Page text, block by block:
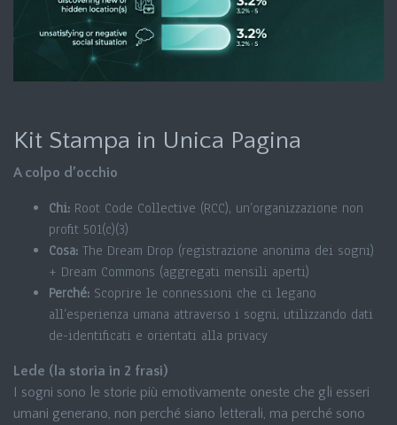
Kit Stampa in Unica Pagina
A colpo d’occhio
Chi: Root Code Collective (RCC), un’organizzazione non
profit 501(c)(3)
Cosa: The Dream Drop (registrazione anonima dei sogni)
+ Dream Commons (aggregati mensili aperti)
Perché: Scoprire le connessioni che ci legano
all’esperienza umana attraverso i sogni, utilizzando dati
de-identificati e orientati alla privacy
Lede (la storia in 2 frasi)
I sogni sono le storie più emotivamente oneste che gli esseri
umani generano, non perché siano letterali, ma perché sono